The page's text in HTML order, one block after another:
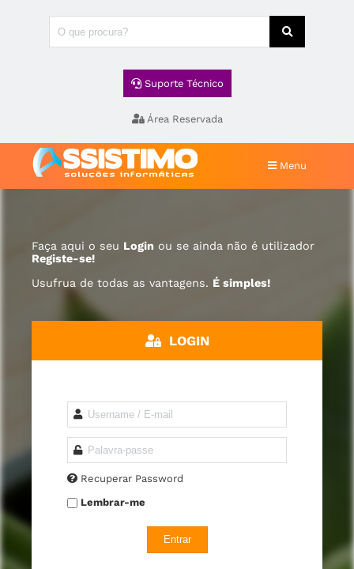
Suporte Técnico
Área Reservada
Menu
Faça aqui o seu Login ou se ainda não é utilizador
Registe-se!
Usufrua de todas as vantagens. É simples!
LOGIN
Recuperar Password
Lembrar-me
Entrar